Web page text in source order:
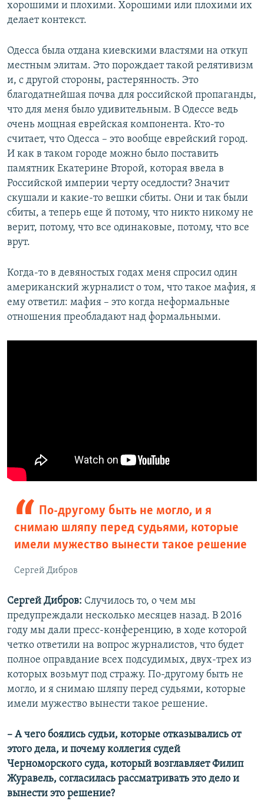
хорошими и плохими. Хорошими или плохими их
делает контекст.
Одесса была отдана киевскими властями на откуп
местным элитам. Это порождает такой релятивизм
и, с другой стороны, растерянность. Это
благодатнейшая почва для российской пропаганды,
что для меня было удивительным. В Одессе ведь
очень мощная еврейская компонента. Кто-то
считает, что Одесса – это вообще еврейский город.
И как в таком городе можно было поставить
памятник Екатерине Второй, которая ввела в
Российской империи черту оседлости? Значит
скушали и какие-то вешки сбиты. Они и так были
сбиты, а теперь еще й потому, что никто никому не
верит, потому, что все одинаковые, потому, что все
врут.
Когда-то в девяностых годах меня спросил один
американский журналист о том, что такое мафия, я
ему ответил: мафия – это когда неформальные
отношения преобладают над формальными.
По-другому быть не могло, и я
снимаю шляпу перед судьями, которые
имели мужество вынести такое решение
Сергей Дибров
Сергей Дибров: Случилось то, о чем мы
предупреждали несколько месяцев назад. В 2016
году мы дали пресс-конференцию, в ходе которой
четко ответили на вопрос журналистов, что будет
полное оправдание всех подсудимых, двух-трех из
которых возьмут под стражу. По-другому быть не
могло, и я снимаю шляпу перед судьями, которые
имели мужество вынести такое решение.
– А чего боялись судьи, которые отказывались от
этого дела, и почему коллегия судей
Черноморского суда, который возглавляет Филип
Журавель, согласилась рассматривать это дело и
вынести это решение?